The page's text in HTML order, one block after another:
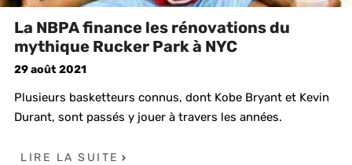
La NBPA finance les rénovations du
mythique Rucker Park à NYC
29 août 2021
Plusieurs basketteurs connus, dont Kobe Bryant et Kevin
Durant, sont passés y jouer à travers les années.
LIRE LA SUITE